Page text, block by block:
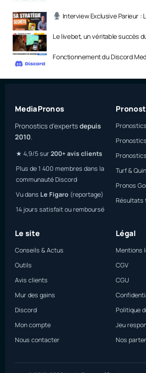
Interview Exclusive Parieur :
Le livebet, un véritable succès
Fonctionnement du Discord
MediaPronos
Pronostics d’expertsdepuis
2010.
★ 4,9/5 sur200+ avis clients
Plus de 1 400 membres dans la
communauté Discord
Vu dans Le Figaro (reportage)
14 jours satisfait ou remboursé
Turf &
Pronos
Résultats
Le site
Conseils & Actus
Outils
Avis clients
Mur des gains
Discord
Mon compte
Nous contacter
Légal
Mentions
CGV
CGU
Politique
Jeu
Nos